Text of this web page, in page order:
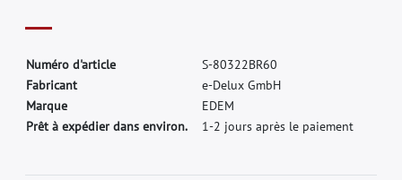
Numéro d'article S-80322BR60
Fabricant e-Delux GmbH
Marque EDEM
Prêt à expédier dans environ.
1-2 jours après le paiement